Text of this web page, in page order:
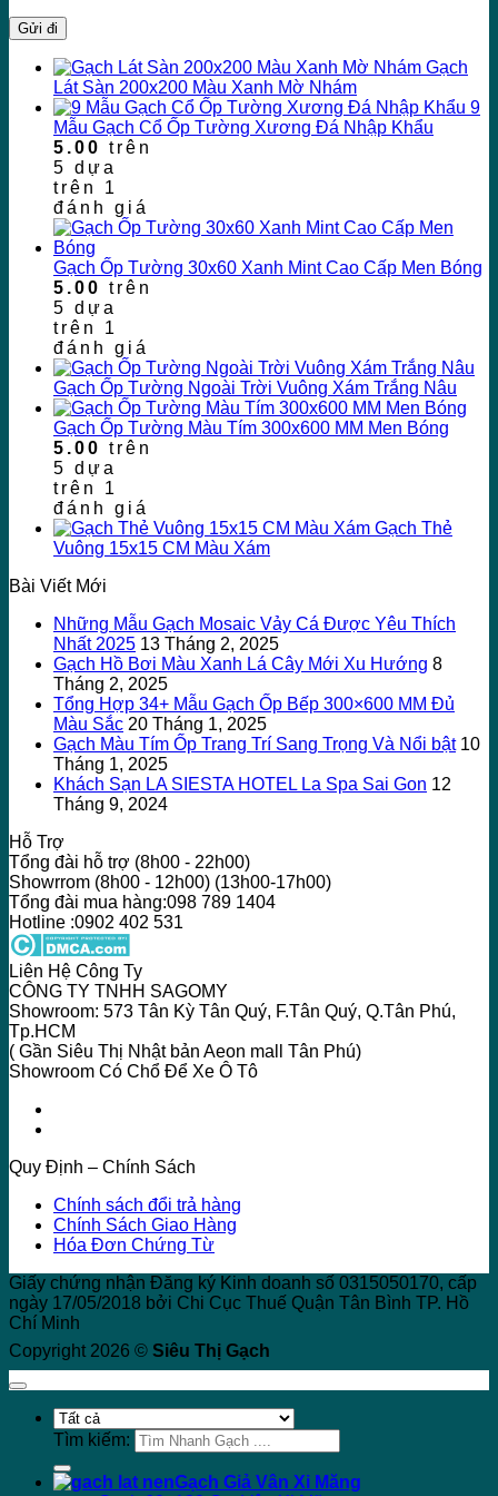
Gạch
Lát Sàn 200x200 Màu Xanh Mờ Nhám
9
Mẫu Gạch Cổ Ốp Tường Xương Đá Nhập Khẩu
5.00 trên
5 dựa
trên 1
đánh giá
Gạch Ốp Tường 30x60 Xanh Mint Cao Cấp Men Bóng
5.00 trên
5 dựa
trên 1
đánh giá
Gạch Ốp Tường Ngoài Trời Vuông Xám Trắng Nâu
Gạch Ốp Tường Màu Tím 300x600 MM Men Bóng
5.00 trên
5 dựa
trên 1
đánh giá
Gạch Thẻ
Vuông 15x15 CM Màu Xám
Bài Viết Mới
Những Mẫu Gạch Mosaic Vảy Cá Được Yêu Thích
Nhất 2025 13 Tháng 2, 2025
Gạch Hồ Bơi Màu Xanh Lá Cây Mới Xu Hướng 8
Tháng 2, 2025
Tổng Hợp 34+ Mẫu Gạch Ốp Bếp 300×600 MM Đủ
Màu Sắc 20 Tháng 1, 2025
Gạch Màu Tím Ốp Trang Trí Sang Trọng Và Nổi bật 10
Tháng 1, 2025
Khách Sạn LA SIESTA HOTEL La Spa Sai Gon 12
Tháng 9, 2024
Hỗ Trợ
Tổng đài hỗ trợ (8h00 - 22h00)
Showrrom (8h00 - 12h00) (13h00-17h00)
Tổng đài mua hàng:098 789 1404
Hotline :0902 402 531
Liên Hệ Công Ty
CÔNG TY TNHH SAGOMY
Showroom: 573 Tân Kỳ Tân Quý, F.Tân Quý, Q.Tân Phú,
Tp.HCM
( Gần Siêu Thị Nhật bản Aeon mall Tân Phú)
Showroom Có Chổ Để Xe Ô Tô
Quy Định – Chính Sách
Chính sách đổi trả hàng
Chính Sách Giao Hàng
Hóa Đơn Chứng Từ
Giấy chứng nhận Đăng ký Kinh doanh số 0315050170, cấp
ngày 17/05/2018 bởi Chi Cục Thuế Quận Tân Bình TP. Hồ
Chí Minh
Copyright 2026 © Siêu Thị Gạch
Tìm kiếm:
Gạch Giả Vân Xi Măng